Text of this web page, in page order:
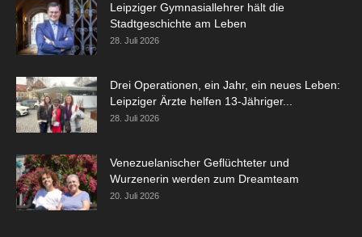
Leipziger Gymnasiallehrer hält die
Stadtgeschichte am Leben
28. Juli 2026
Drei Operationen, ein Jahr, ein neues Leben:
Leipziger Ärzte helfen 13-Jähriger...
28. Juli 2026
Venezuelanischer Geflüchteter und
Wurzenerin werden zum Dreamteam
20. Juli 2026